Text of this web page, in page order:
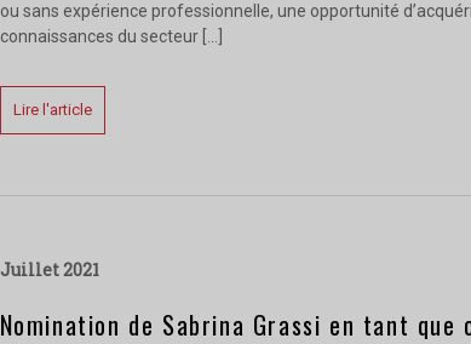
ou sans expérience professionnelle, une opportunité
connaissances du secteur […]
Lire l'article
juillet 2021
Nomination de Sabrina Grassi en tant